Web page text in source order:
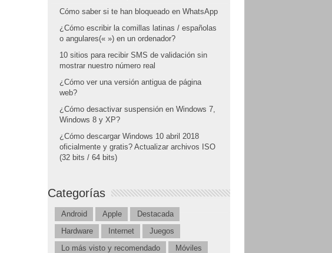
Cómo saber si te han bloqueado en WhatsApp
¿Cómo escribir la comillas latinas / españolas
o angulares(« ») en un ordenador?
10 sitios para recibir SMS de validación sin
mostrar nuestro número real
¿Cómo ver una versión antigua de página
web?
¿Cómo desactivar suspensión en Windows 7,
Windows 8 y XP?
¿Cómo descargar Windows 10 abril 2018
oficialmente y gratis? Actualizar archivos ISO
(32 bits / 64 bits)
Categorías
Android Apple
Destacada
Hardware
Internet
Juegos
Lo más visto y recomendado
Móviles